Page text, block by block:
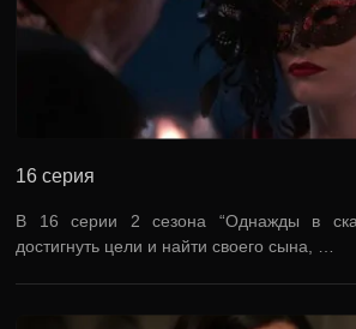
16 серия
В 16 серии 2 сезона “Однажды в
достигнуть цели и найти своего сына, …